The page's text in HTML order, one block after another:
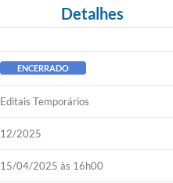
Detalhes
ENCERRADO
Editais Temporários
12/2025
15/04/2025 às 16h00